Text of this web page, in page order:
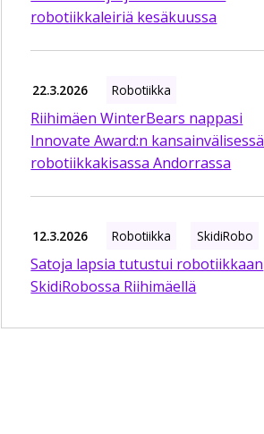
robotiikkaleiriä kesäkuussa
22.3.2026 Robotiikka
Riihimäen WinterBears nappasi
Innovate Award:n kansainvälisessä
robotiikkakisassa Andorrassa
12.3.2026 Robotiikka SkidiRobo
Satoja lapsia tutustui robotiikkaan
SkidiRobossa Riihimäellä